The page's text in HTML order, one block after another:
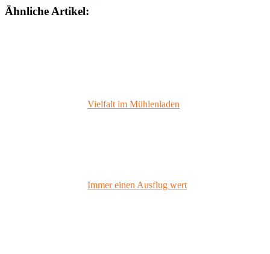
Ähnliche Artikel:
Vielfalt im Mühlenladen
Immer einen Ausflug wert